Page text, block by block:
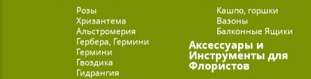
Розы
Хризантема
Альстромерия
Гербера, Гермини
Гермини
Гвоздика
Гидрангия
Кашпо, горшки
Вазоны
Балконные Ящики
Аксессуары и
Инструменты для
Флористов